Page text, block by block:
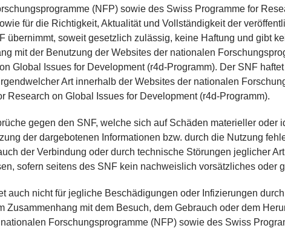
(NFP) sowie des Swiss Programme for
für die Richtigkeit, Aktualität und Vollständigkeit der
übernimmt, soweit gesetzlich zulässig, keine Haftung und gibt
mit der Benutzung der Websites der nationalen
Global Issues for Development (r4d-Programm). Der SNF
Art innerhalb der Websites der nationalen
Research on Global Issues for Development (r4d-Programm).
gegen den SNF, welche sich auf Schäden materieller oder
der dargebotenen Informationen bzw. durch die Nutzung
der Verbindung oder durch technische Störungen jeglicher
sofern seitens des SNF kein nachweislich vorsätzliches oder
auch nicht für jegliche Beschädigungen oder Infizierungen
Zusammenhang mit dem Besuch, dem Gebrauch oder dem
Forschungsprogramme (NFP) sowie des Swiss